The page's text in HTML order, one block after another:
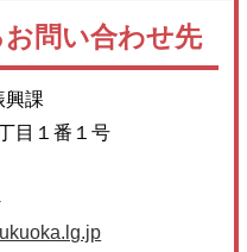
問い合わせ先
興課
目１番１号